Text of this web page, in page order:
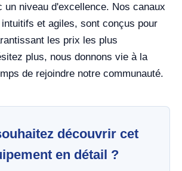
un niveau d'excellence. Nos canaux
et agiles, sont conçus pour
les prix les plus
plus, nous donnons vie à la
de rejoindre notre communauté.
découvrir cet
en détail ?